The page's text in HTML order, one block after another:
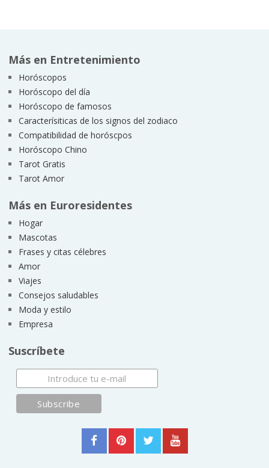
Más en Entretenimiento
Horóscopos
Horóscopo del día
Horóscopo de famosos
Caracterísiticas de los signos del zodiaco
Compatibilidad de horóscpos
Horóscopo Chino
Tarot Gratis
Tarot Amor
Más en Euroresidentes
Hogar
Mascotas
Frases y citas célebres
Amor
Viajes
Consejos saludables
Moda y estilo
Empresa
Suscríbete